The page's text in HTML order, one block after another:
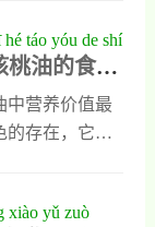
及体倦
痛时，都能直
桃皮，如果人
舌生疮时，也
喝，它能让
粉汤对身体的
核桃粉汤的功
麻核桃粉汤的
汤强身健体
作，加强机
táo yóu de shí
桃油的食用
中营养价值最
的存在，它的
健脑益智，
xiào yǔ zuò